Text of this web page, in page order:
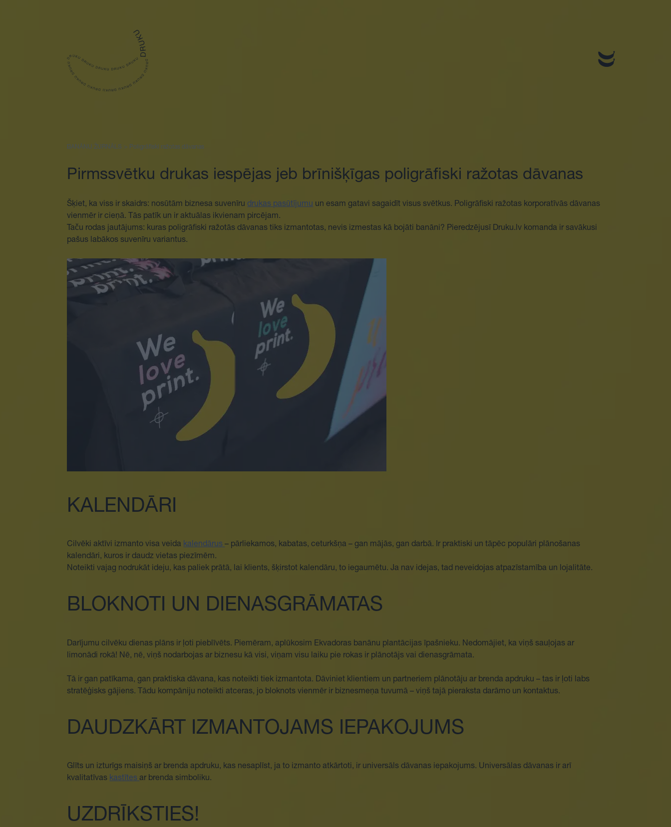
BANĀNU ŽURNĀLS > Poligrāfiski ražotas dāvanas
Pirmssvētku drukas iespējas jeb brīnišķīgas poligrāfiski ražotas dāvanas
Šķiet, ka viss ir skaidrs: nosūtām biznesa suvenīru drukas pasūtījumu un esam gatavi sagaidīt visus svētkus. Poligrāfiski ražotas korporatīvās dāvanas
vienmēr ir cieņā. Tās patīk un ir aktuālas ikvienam pircējam.
Taču rodas jautājums: kuras poligrāfiski ražotās dāvanas tiks izmantotas, nevis izmestas kā bojāti banāni? Pieredzējusī Druku.lv komanda ir savākusi
pašus labākos suvenīru variantus.
KALENDĀRI
Cilvēki aktīvi izmanto visa veidakalendārus– pārliekamos, kabatas, ceturkšņa – gan mājās, gan darbā. Ir praktiski un tāpēc populāri plānošanas
kalendāri, kuros ir daudz vietas piezīmēm.
Noteikti vajag nodrukāt ideju, kas paliek prātā, lai klients, šķirstot kalendāru, to iegaumētu. Ja nav idejas, tad neveidojas atpazīstamība un lojalitāte.
BLOKNOTI UN DIENASGRĀMATAS
Darījumu cilvēku dienas plāns ir ļoti pieblīvēts. Piemēram, aplūkosim Ekvadoras banānu plantācijas īpašnieku. Nedomājiet, ka viņš sauļojas ar
limonādi rokā! Nē, nē, viņš nodarbojas ar biznesu kā visi, viņam visu laiku pie rokas ir plānotājs vai dienasgrāmata.
Tā ir gan patīkama, gan praktiska dāvana, kas noteikti tiek izmantota. Dāviniet klientiem un partneriem plānotāju ar brenda apdruku – tas ir ļoti labs
stratēģisks gājiens. Tādu kompāniju noteikti atceras, jo bloknots vienmēr ir biznesmeņa tuvumā – viņš tajā pieraksta darāmo un kontaktus.
DAUDZKĀRT IZMANTOJAMS IEPAKOJUMS
Glīts un izturīgs maisiņš ar brenda apdruku, kas nesaplīst, ja to izmanto atkārtoti, ir universāls dāvanas iepakojums. Universālas dāvanas ir arī
kvalitatīvas kastītesar brenda simboliku.
UZDRĪKSTIES!